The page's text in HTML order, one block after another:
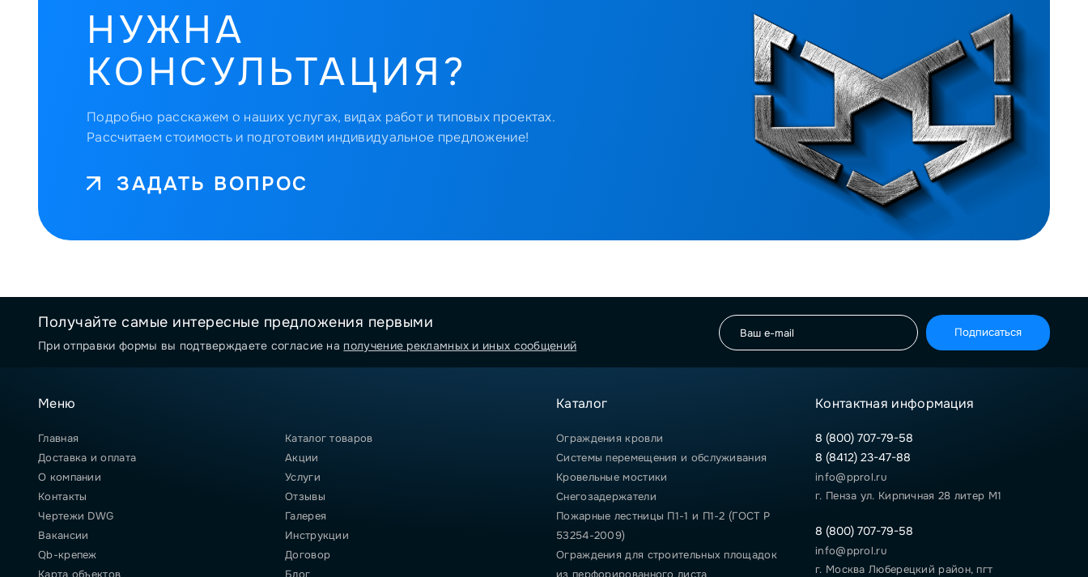
НУЖНА
КОНСУЛЬТАЦИЯ?
Подробно расскажем о наших услугах, видах работ и типовых проектах.
Рассчитаем стоимость и подготовим индивидуальное предложение!
ЗАДАТЬ ВОПРОС
Получайте самые интересные предложения первыми
При отправки формы вы подтверждаете согласие на получение рекламных и иных сообщений
Подписаться
Меню
Главная
Каталог товаров
Доставка и оплата
Акции
О компании
Услуги
Контакты
Отзывы
Чертежи DWG
Галерея
Вакансии
Инструкции
Qb-крепеж
Договор
Карта объектов
Блог
Каталог
Ограждения кровли
Системы перемещения и обслуживания
Кровельные мостики
Снегозадержатели
Пожарные лестницы П1-1 и П1-2 (ГОСТ Р
53254-2009)
Ограждения для строительных площадок
из перфорированного листа
Контактная информация
8 (800) 707-79-58
8 (8412) 23-47-88
info@pprol.ru
г. Пенза ул. Кирпичная 28 литер М1
8 (800) 707-79-58
info@pprol.ru
г. Москва Люберецкий район, пгт